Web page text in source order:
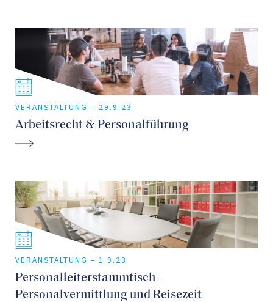
VERANSTALTUNG – 29.9.23
Arbeitsrecht & Personalführung
VERANSTALTUNG – 1.9.23
Personalleiterstammtisch –
Personalvermittlung und Reisezeit